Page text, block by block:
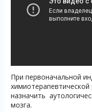
При первоначальной
назначить
мозга.